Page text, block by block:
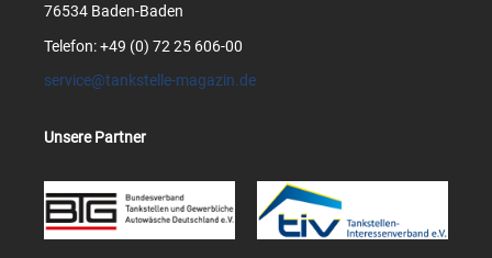
76534 Baden-Baden
Telefon: +49 (0) 72 25 606-00
service@tankstelle-magazin.de
Unsere Partner